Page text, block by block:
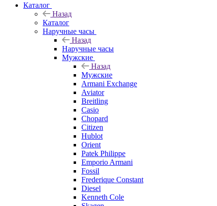
Каталог
Назад
Каталог
Наручные часы
Назад
Наручные часы
Мужские
Назад
Мужские
Armani Exchange
Aviator
Breitling
Casio
Chopard
Citizen
Hublot
Orient
Patek Philippe
Emporio Armani
Fossil
Frederique Constant
Diesel
Kenneth Cole